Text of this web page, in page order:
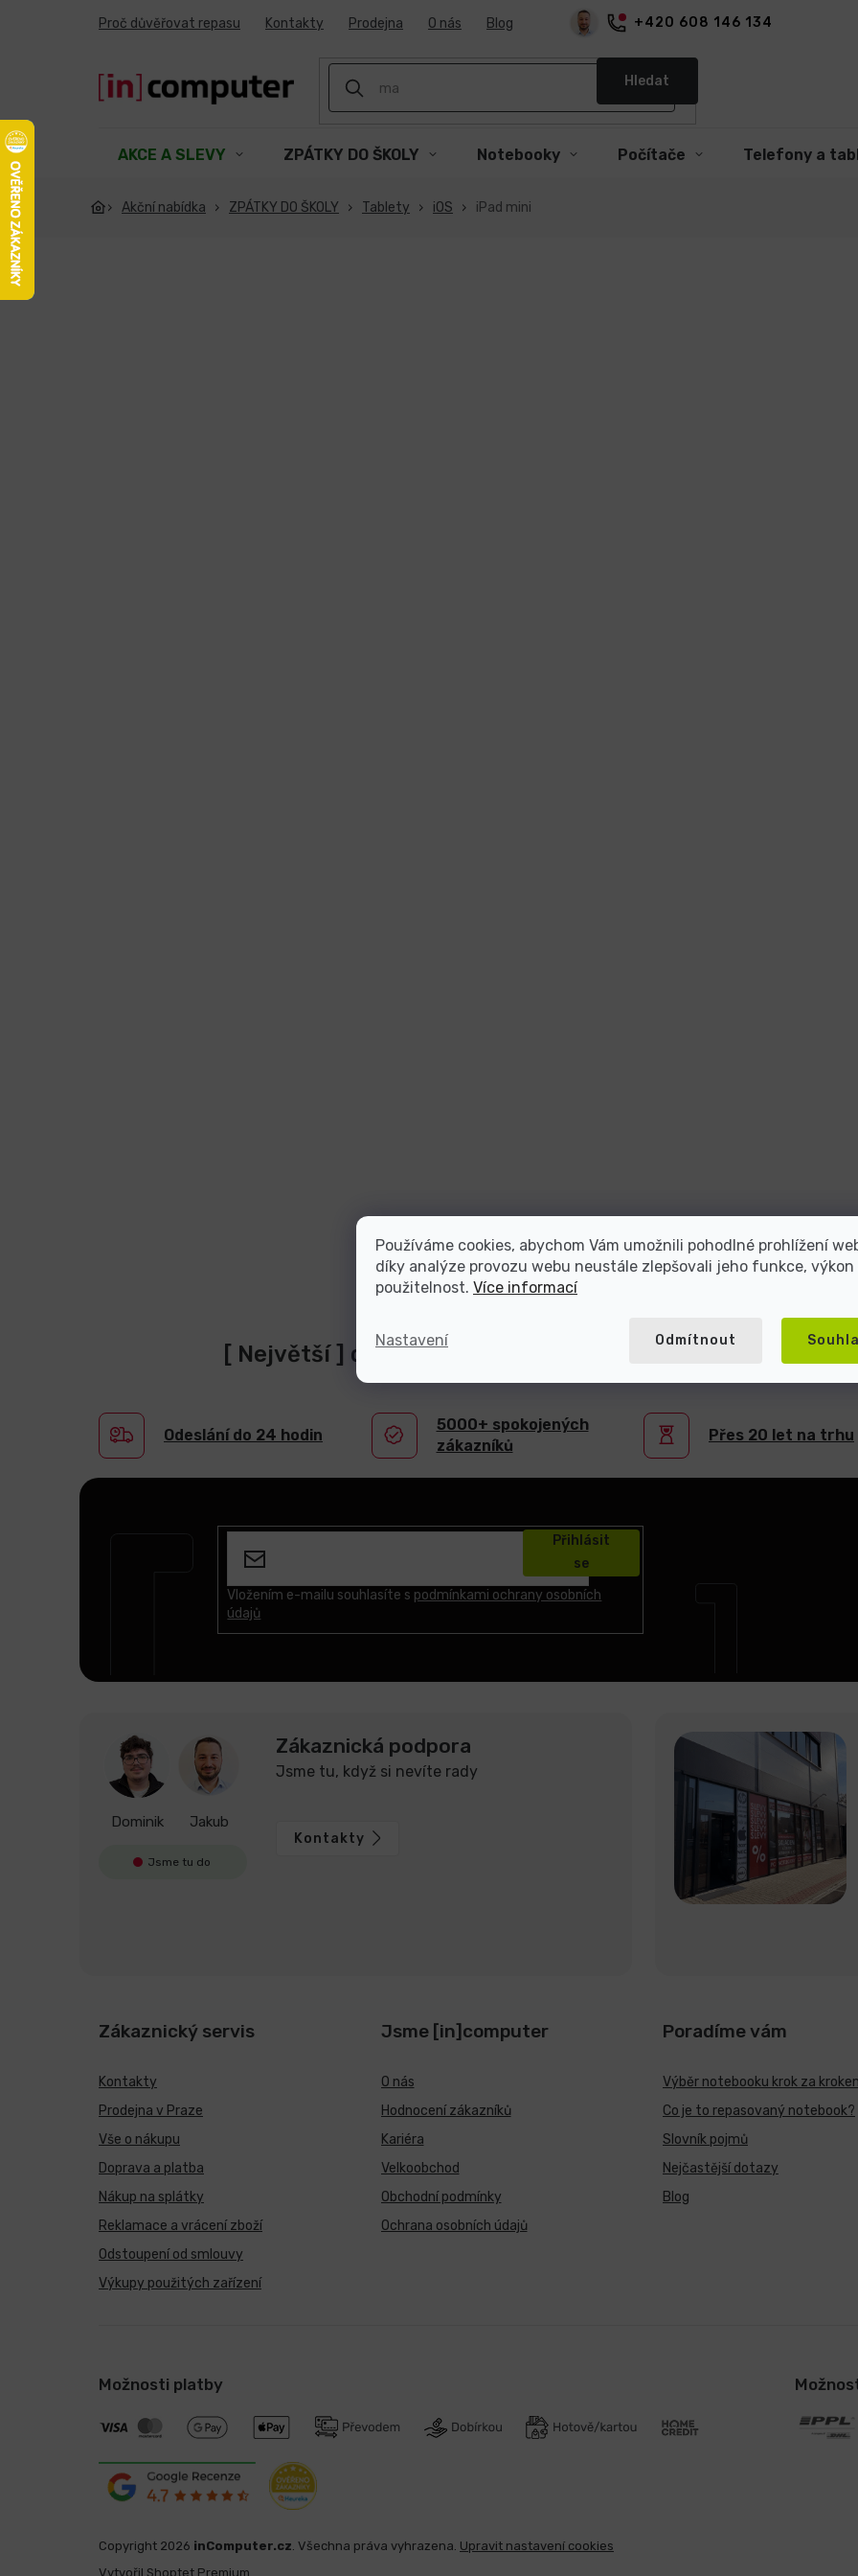
Používáme cookies, abychom Vám umožnili pohodlné prohlížení
díky analýze provozu webu neustále zlepšovali jeho funkce, výkon
použitelnost. Více informací
Nastavení Odmítnout
+420 608 146 134
Proč důvěřovat repasu Kontakty Prodejna O nás Blog
Hledat
AKCE A SLEVY ZPÁTKY DO ŠKOLY Notebooky Počítače Telefony a
Akční nabídka ZPÁTKY DO ŠKOLY Tablety iOS iPad mini
[ Největší ] dodavatel repasované elektroniky s více
Odeslání do 24 hodin
5000+ spokojených
zákazníků
Přes 20 let na trhu
Vložením e-mailu souhlasíte s podmínkami ochrany osobních
údajů
Přihlásit
se
Dominik Jakub
Jsme tu do
Zákaznická podpora
Jsme tu, když si nevíte rady
Kontakty
Zákaznický servis
Kontakty
Prodejna v Praze
Vše o nákupu
Doprava a platba
Nákup na splátky
Reklamace a vrácení zboží
Odstoupení od smlouvy
Výkupy použitých zařízení
Jsme [in]computer
O nás
Hodnocení zákazníků
Kariéra
Velkoobchod
Obchodní podmínky
Ochrana osobních údajů
Poradíme vám
Výběr notebooku krok za
Co je to repasovaný notebook?
Slovník pojmů
Nejčastější dotazy
Blog
Možnosti platby
Vytvořil Shoptet Premium
Copyright 2026 inComputer.cz. Všechna práva vyhrazena. Upravit nastavení cookies